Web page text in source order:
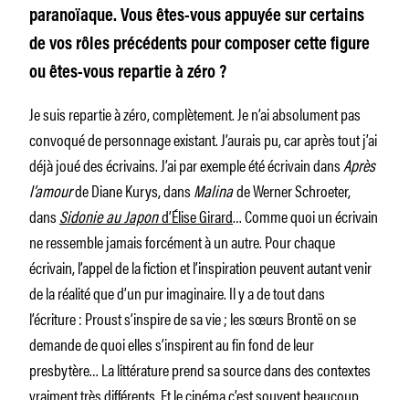
paranoïaque. Vous êtes-vous appuyée sur certains
de vos rôles précédents pour composer cette figure
ou êtes-vous repartie à zéro ?
Je suis repartie à zéro, complètement. Je n’ai absolument pas
convoqué de personnage existant. J’aurais pu, car après tout j’ai
déjà joué des écrivains. J’ai par exemple été écrivain dansAprès
l’amourde Diane Kurys, dansMalinade Werner Schroeter,
dansSidonie au Japond’Élise Girard… Comme quoi un écrivain
ne ressemble jamais forcément à un autre. Pour chaque
écrivain, l’appel de la fiction et l’inspiration peuvent autant venir
de la réalité que d’un pur imaginaire. Il y a de tout dans
l’écriture : Proust s’inspire de sa vie ; les sœurs Brontë on se
demande de quoi elles s’inspirent au fin fond de leur
presbytère… La littérature prend sa source dans des contextes
vraiment très différents. Et le cinéma c’est souvent beaucoup